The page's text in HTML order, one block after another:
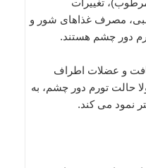
تغییرات
مصرف غذاهای شور و
دور چشم هستند.
و عضلات اطراف
حالت تورم دور چشم، به
نمود می کند.